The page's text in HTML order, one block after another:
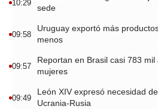
10:29
sede
09:58
Uruguay exportó más
menos
09:57
Reportan en Brasil casi 783
mujeres
09:49
León XIV expresó necesidad
Ucrania-Rusia